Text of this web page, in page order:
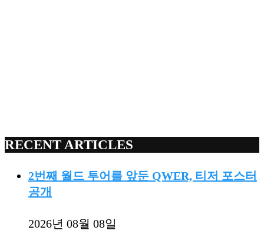
RECENT ARTICLES
2번째 월드 투어를 앞둔 QWER, 티저 포스터
공개
2026년 08월 08일